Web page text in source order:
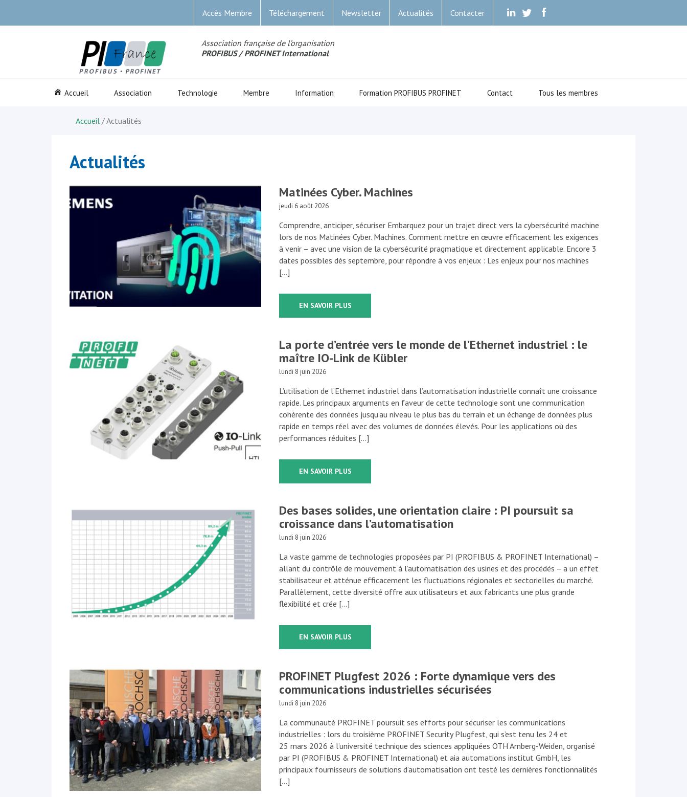
Accès Membre Téléchargement Newsletter Actualités Contacter . . .
Association française de l’organisation
PROFIBUS / PROFINET International
Accueil Association Technologie Membre Information Formation PROFIBUS PROFINET Contact Tous les membres
Accueil / Actualités
Actualités
Matinées Cyber. Machines
jeudi 6 août 2026
Comprendre, anticiper, sécuriser Embarquez pour un trajet direct vers la cybersécurité machine
lors de nos Matinées Cyber. Machines. Comment mettre en œuvre efficacement les exigences
à venir – avec une vision de la cybersécurité pragmatique et directement applicable. Encore 3
dates possibles dès septembre, pour répondre à vos enjeux : Les enjeux pour nos machines
[…]
EN SAVOIR PLUS
La porte d’entrée vers le monde de l’Ethernet industriel : le
maître IO-Link de Kübler
lundi 8 juin 2026
L’utilisation de l’Ethernet industriel dans l’automatisation industrielle connaît une croissance
rapide. Les principaux arguments en faveur de cette technologie sont une communication
cohérente des données jusqu’au niveau le plus bas du terrain et un échange de données plus
rapide en temps réel avec des volumes de données élevés. Pour les applications où des
performances réduites […]
EN SAVOIR PLUS
Des bases solides, une orientation claire : PI poursuit sa
croissance dans l’automatisation
lundi 8 juin 2026
La vaste gamme de technologies proposées par PI (PROFIBUS & PROFINET International) –
allant du contrôle de mouvement à l’automatisation des usines et des procédés – a un effet
stabilisateur et atténue efficacement les fluctuations régionales et sectorielles du marché.
Parallèlement, cette diversité offre aux utilisateurs et aux fabricants une plus grande
flexibilité et crée […]
EN SAVOIR PLUS
PROFINET Plugfest 2026 : Forte dynamique vers des
communications industrielles sécurisées
lundi 8 juin 2026
La communauté PROFINET poursuit ses efforts pour sécuriser les communications
industrielles : lors du troisième PROFINET Security Plugfest, qui s’est tenu les 24 et
25 mars 2026 à l’université technique des sciences appliquées OTH Amberg-Weiden, organisé
par PI (PROFIBUS & PROFINET International) et aia automations institut GmbH, les
principaux fournisseurs de solutions d’automatisation ont testé les dernières fonctionnalités
[…]